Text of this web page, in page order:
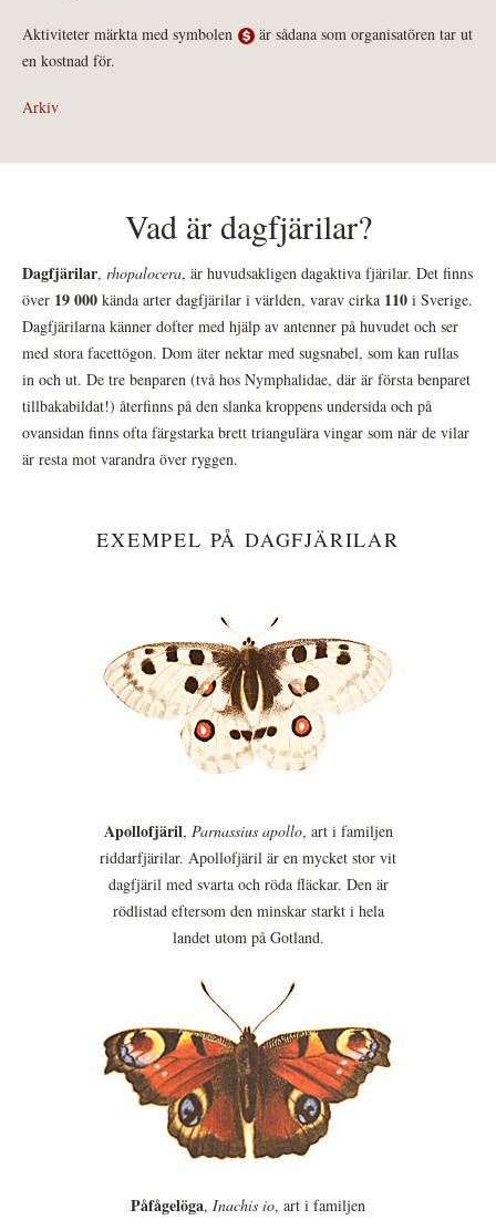
Aktiviteter märkta med symbolen
är sådana som organisatören tar ut
en kostnad för.
Arkiv
Vad är dagfjärilar?
Dagfjärilar, rhopalocera, är huvudsakligen dagaktiva fjärilar. Det finns
över 19 000 kända arter dagfjärilar i världen, varav cirka 110 i Sverige.
Dagfjärilarna känner dofter med hjälp av antenner på huvudet och ser
med stora facettögon. Dom äter nektar med sugsnabel, som kan rullas
in och ut. De tre benparen (två hos Nymphalidae, där är första benparet
tillbakabildat!) återfinns på den slanka kroppens undersida och på
ovansidan finns ofta färgstarka brett triangulära vingar som när de vilar
är resta mot varandra över ryggen.
EXEMPEL PÅ DAGFJÄRILAR
Apollofjäril, Parnassius apollo, art i familjen
riddarfjärilar. Apollofjäril är en mycket stor vit
dagfjäril med svarta och röda fläckar. Den är
rödlistad eftersom den minskar starkt i hela
landet utom på Gotland.
Påfågelöga, Inachis io, art i familjen